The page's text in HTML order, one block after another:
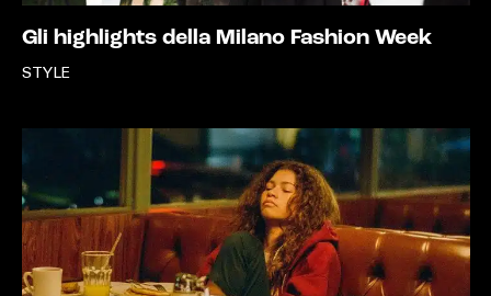
Gli highlights della Milano Fashion Week
STYLE